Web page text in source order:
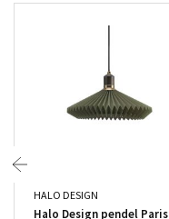
HALO DESIGN
Halo Design pendel Paris